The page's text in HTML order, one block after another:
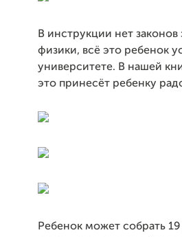
В инструкции нет
физики, всё это ребенок
университете. В нашей
это принесёт ребенку
Ребенок может собрать